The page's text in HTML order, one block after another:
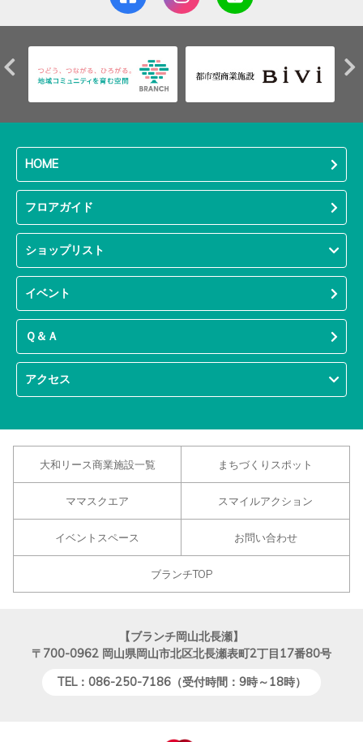
HOME
フロアガイド
ショップリスト
イベント
Ｑ＆Ａ
アクセス
大和リース商業施設一覧 まちづくりスポット
ママスクエア スマイルアクション
イベントスペース お問い合わせ
ブランチTOP
【ブランチ岡山北長瀬】
〒700-0962 岡山県岡山市北区北長瀬表町2丁目17番80号
TEL：086-250-7186（受付時間：9時～18時）